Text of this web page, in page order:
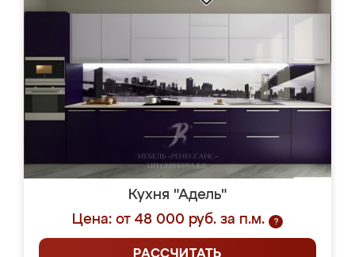
Кухня "Адель"
Цена: от 48 000 руб. за п.м.
?